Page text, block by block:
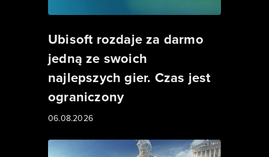
Ubisoft rozdaje za darmo
jedną ze swoich
najlepszych gier. Czas jest
ograniczony
06.08.2026